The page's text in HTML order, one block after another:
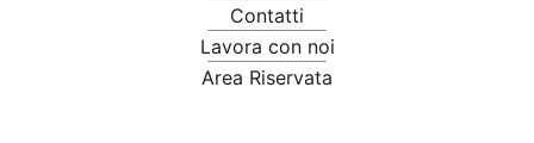
Contatti
Lavora con noi
Area Riservata